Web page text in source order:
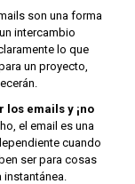
son una forma
intercambio
lo que
un proyecto,
los emails y ¡no
el email es una
cuando
ser para cosas
instantánea.